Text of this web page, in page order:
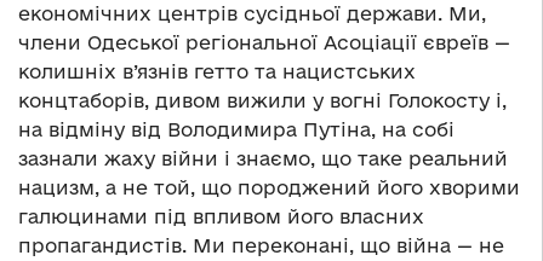
економічних центрів сусідньої держави. Ми,
члени Одеської регіональної Асоціації євреїв —
колишніх в’язнів гетто та нацистських
концтаборів, дивом вижили у вогні Голокосту і,
на відміну від Володимира Путіна, на собі
зазнали жаху війни і знаємо, що таке реальний
нацизм, а не той, що породжений його хворими
галюцинами під впливом його власних
пропагандистів. Ми переконані, що війна — не